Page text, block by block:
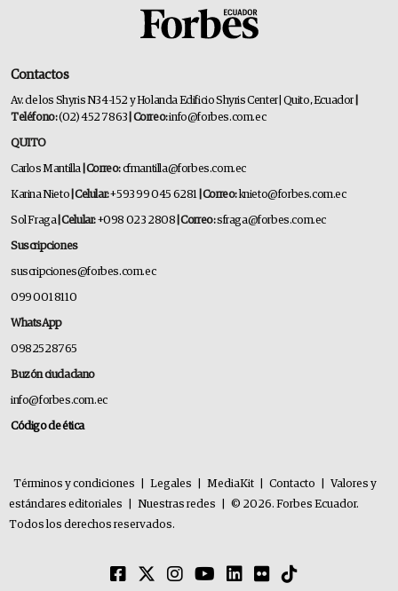
Contactos
Av. de los Shyris N34-152 y Holanda Edificio Shyris Center | Quito, Ecuador
Teléfono:(02) 452 7863 | Correo:info@forbes.com.ec
QUITO
Carlos Mantilla | Correo:cfmantilla@forbes.com.ec
Karina Nieto | Celular:+593 99 045 6281 | Correo: knieto@forbes.com.ec
Sol Fraga | Celular:+098 023 2808 | Correo:sfraga@forbes.com.ec
Suscripciones
suscripciones@forbes.com.ec
099 001 8110
WhatsApp
0982528765
Buzón ciudadano
info@forbes.com.ec
Código de ética
Términos y condiciones Legales MediaKit Contacto
Valores y
estándares editoriales
Nuestras redes
© 2026. Forbes Ecuador.
Todos los derechos reservados.